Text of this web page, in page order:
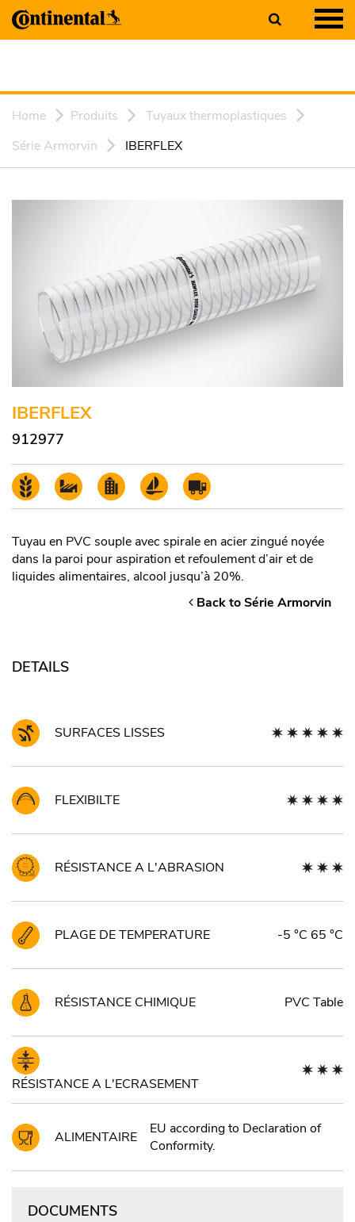
Home Produits
Tuyaux thermoplastiques
Série Armorvin
IBERFLEX
IBERFLEX
912977
Tuyau en PVC souple avec spirale en acier zingué noyée
dans la paroi pour aspiration et refoulement d’air et de
liquides alimentaires, alcool jusqu’à 20%.
Back to Série Armorvin
DETAILS
SURFACES LISSES
FLEXIBILTE
RÉSISTANCE A L'ABRASION
PLAGE DE TEMPERATURE -5 °C 65 °C
RÉSISTANCE CHIMIQUE PVC Table
RÉSISTANCE A L'ECRASEMENT
ALIMENTAIRE
EU according to Declaration of
Conformity.
DOCUMENTS